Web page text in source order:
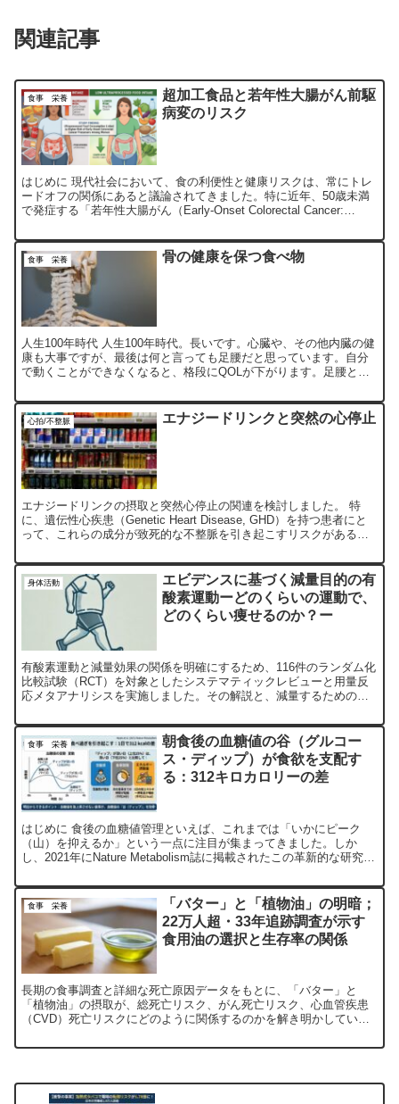
関連記事
食事 栄養
超加工食品と若年性大腸がん前駆
病変のリスク
はじめに 現代社会において、食の利便性と健康リスクは、常にトレ
ードオフの関係にあると議論されてきました。特に近年、50歳未満
で発症する「若年性大腸がん（Early-Onset Colorectal Cancer:
食事 栄養 骨の健康を保つ食べ物
人生100年時代 人生100年時代。長いです。心臓や、その他内臓の健
康も大事ですが、最後は何と言っても足腰だと思っています。自分
で動くことができなくなると、格段にQOLが下がります。足腰とい
心拍/不整脈 エナジードリンクと突然の心停止
エナジードリンクの摂取と突然心停止の関連を検討しました。 特
に、遺伝性心疾患（Genetic Heart Disease, GHD）を持つ患者にと
って、これらの成分が致死的な不整脈を引き起こすリスクがあるこ
身体活動
エビデンスに基づく減量目的の有
酸素運動ーどのくらいの運動で、
どのくらい痩せるのか？ー
有酸素運動と減量効果の関係を明確にするため、116件のランダム化
比較試験（RCT）を対象としたシステマティックレビューと用量反
応メタアナリシスを実施しました。その解説と、減量するための運
食事 栄養
朝食後の血糖値の谷（グルコー
ス・ディップ）が食欲を支配す
る：312キロカロリーの差
はじめに 食後の血糖値管理といえば、これまでは「いかにピーク
（山）を抑えるか」という一点に注目が集まってきました。しか
し、2021年にNature Metabolism誌に掲載されたこの革新的な研究
食事 栄養
「バター」と「植物油」の明暗；
22万人超・33年追跡調査が示す
食用油の選択と生存率の関係
長期の食事調査と詳細な死亡原因データをもとに、「バター」と
「植物油」の摂取が、総死亡リスク、がん死亡リスク、心血管疾患
（CVD）死亡リスクにどのように関係するのかを解き明かしていま